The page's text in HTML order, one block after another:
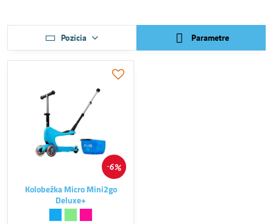
Pozícia Parametre
6%
Kolobežka Micro Mini2go
Deluxe+